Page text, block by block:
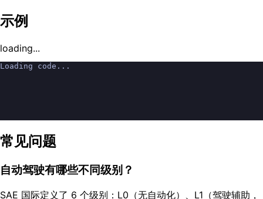
示例
loading...
Loading code...
常见问题
自动驾驶有哪些不同级别？
SAE 国际定义了 6 个级别：L0（无自动化）、L1（驾驶辅助，